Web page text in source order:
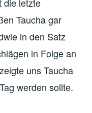
die letzte
Taucha gar
in den Satz
in Folge an
uns Taucha
werden sollte.